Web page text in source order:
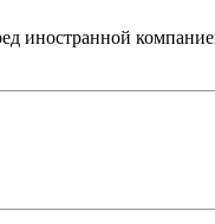
иностранной